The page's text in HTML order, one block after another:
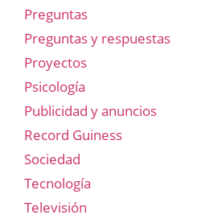
Preguntas
Preguntas y respuestas
Proyectos
Psicología
Publicidad y anuncios
Record Guiness
Sociedad
Tecnología
Televisión